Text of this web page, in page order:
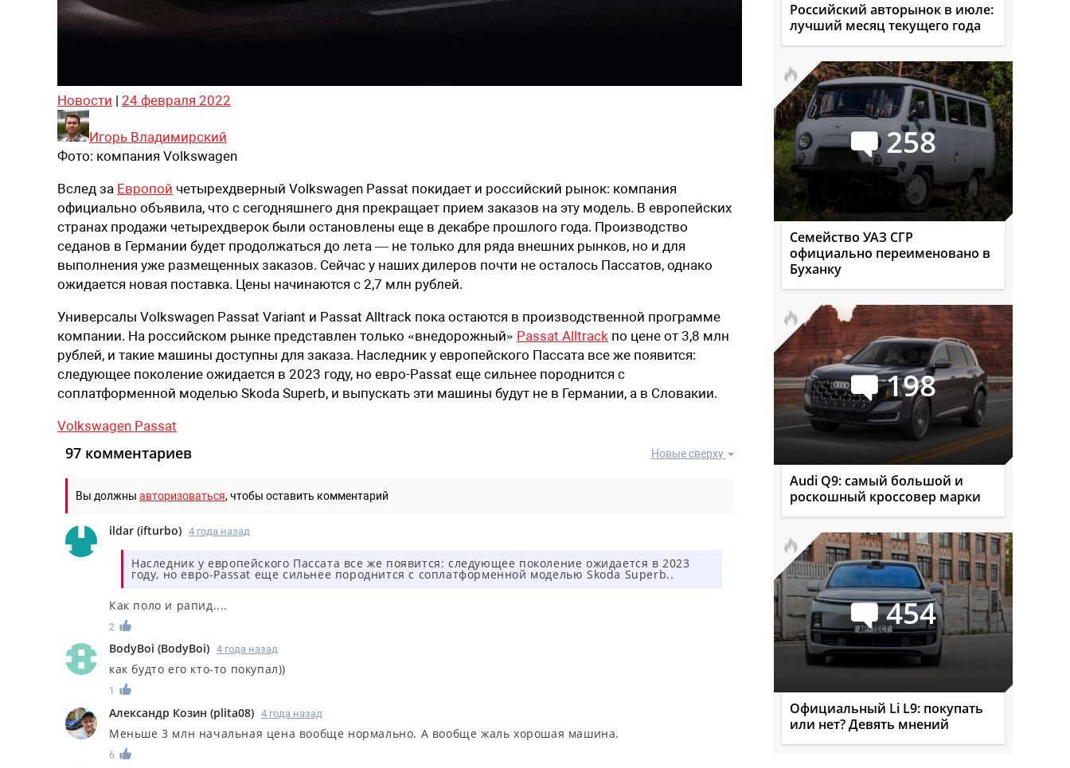
Новости | 24 февраля 2022
Игорь Владимирский
Фото: компания Volkswagen
Вслед за Европой четырехдверный Volkswagen Passat покидает и российский рынок: компания
официально объявила, что с сегодняшнего дня прекращает прием заказов на эту модель. В европейских
странах продажи четырехдверок были остановлены еще в декабре прошлого года. Производство
седанов в Германии будет продолжаться до лета — не только для ряда внешних рынков, но и для
выполнения уже размещенных заказов. Сейчас у наших дилеров почти не осталось Пассатов, однако
ожидается новая поставка. Цены начинаются с 2,7 млн рублей.
Универсалы Volkswagen Passat Variant и Passat Alltrack пока остаются в производственной программе
компании. На российском рынке представлен только «внедорожный» Passat Alltrack по цене от 3,8 млн
рублей, и такие машины доступны для заказа. Наследник у европейского Пассата все же появится:
следующее поколение ожидается в 2023 году, но евро-Passat еще сильнее породнится с
соплатформенной моделью Skoda Superb, и выпускать эти машины будут не в Германии, а в Словакии.
Volkswagen Passat
Новые сверху
97 комментариев
Вы должны авторизоваться, чтобы оставить комментарий
ildar (ifturbo) 4 года назад
Наследник у европейского Пассата все же появится: следующее поколение ожидается в 2023
году, но евро-Passat еще сильнее породнится с соплатформенной моделью Skoda Superb..
Как поло и рапид....
2
BodyBoi (BodyBoi) 4 года назад
как будто его кто-то покупал))
1
Александр Козин (plita08) 4 года назад
Меньше 3 млн начальная цена вообще нормально. А вообще жаль хорошая машина.
6
Российский авторынок в июле:
лучший месяц текущего года
258
Семейство УАЗ СГР
официально переименовано в
Буханку
198
Audi Q9: самый большой и
роскошный кроссовер марки
454
Официальный Li L9: покупать
или нет? Девять мнений